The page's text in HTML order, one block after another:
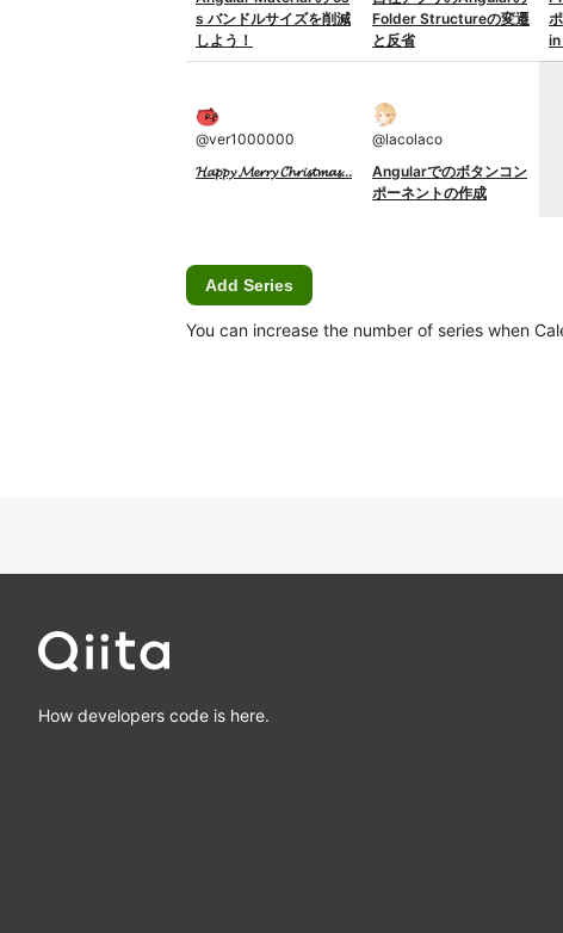
s バンドルサイズを削減
しよう！
Folder Structureの変遷
と反省
@ver1000000
𝓗𝓪𝓹𝓹𝔂 𝓜𝓮𝓻𝓻𝔂 𝓒𝓱𝓻𝓲𝓼𝓽𝓶𝓪𝓼...
@lacolaco
Angularでのボタンコン
ポーネントの作成
Add Series
You can increase the number of series when
How developers code is here.